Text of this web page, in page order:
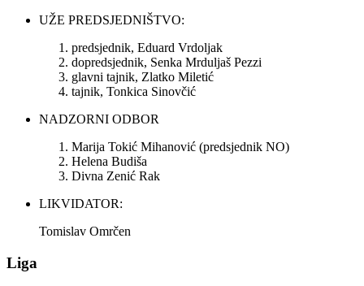
UŽE PREDSJEDNIŠTVO:
predsjednik, Eduard Vrdoljak
dopredsjednik, Senka Mrduljaš Pezzi
glavni tajnik, Zlatko Miletić
tajnik, Tonkica Sinovčić
NADZORNI ODBOR
Marija Tokić Mihanović (predsjednik NO)
Helena Budiša
Divna Zenić Rak
LIKVIDATOR:
Tomislav Omrčen
Liga